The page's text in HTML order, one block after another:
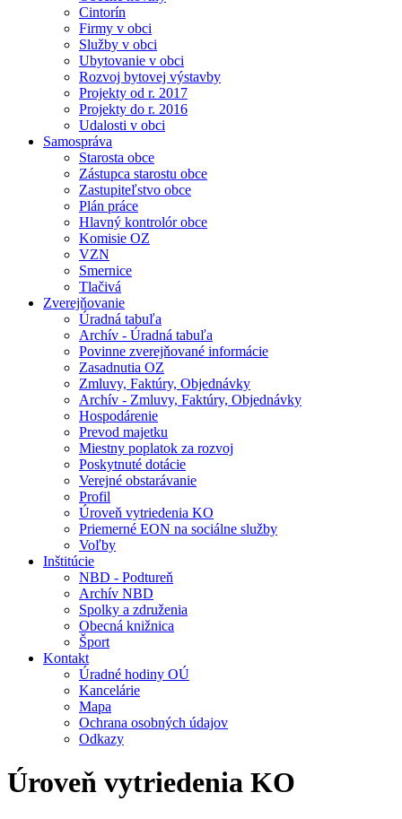
Cintorín
Firmy v obci
Služby v obci
Ubytovanie v obci
Rozvoj bytovej výstavby
Projekty od r. 2017
Projekty do r. 2016
Udalosti v obci
Samospráva
Starosta obce
Zástupca starostu obce
Zastupiteľstvo obce
Plán práce
Hlavný kontrolór obce
Komisie OZ
VZN
Smernice
Tlačivá
Zverejňovanie
Úradná tabuľa
Archív - Úradná tabuľa
Povinne zverejňované informácie
Zasadnutia OZ
Zmluvy, Faktúry, Objednávky
Archív - Zmluvy, Faktúry, Objednávky
Hospodárenie
Prevod majetku
Miestny poplatok za rozvoj
Poskytnuté dotácie
Verejné obstarávanie
Profil
Úroveň vytriedenia KO
Priemerné EON na sociálne služby
Voľby
Inštitúcie
NBD - Podtureň
Archív NBD
Spolky a združenia
Obecná knižnica
Šport
Kontakt
Úradné hodiny OÚ
Kancelárie
Mapa
Ochrana osobných údajov
Odkazy
Úroveň vytriedenia KO